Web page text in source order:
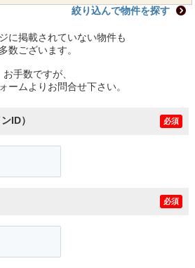
絞り込んで物件を探す
に掲載されていない物件も
多数ございます。
お手数ですが、
ームよりお問合せ下さい。
ID） 必須
必須